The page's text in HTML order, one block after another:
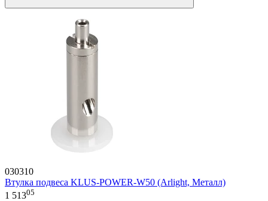
030310
Втулка подвеса KLUS-POWER-W50 (Arlight, Металл)
1 51305